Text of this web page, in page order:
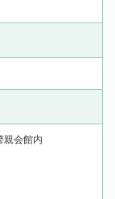
親会館内